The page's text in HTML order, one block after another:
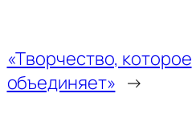
«Творчество, которое
объединяет» →